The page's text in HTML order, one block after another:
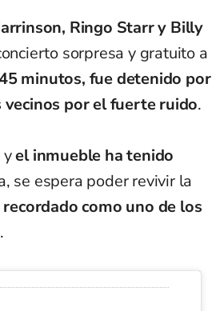
Ringo Starr y Billy
sorpresa y gratuito a
minutos, fue detenido por
por el fuerte ruido.
yel inmueble ha tenido
se espera poder revivir la
recordado como uno de los
.